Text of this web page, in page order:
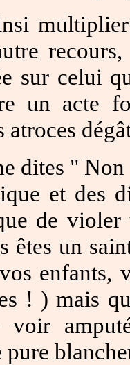
sur celui
un acte
atroces
dites "
et des
de
êtes un
enfants,
! ) mais
voir
pure